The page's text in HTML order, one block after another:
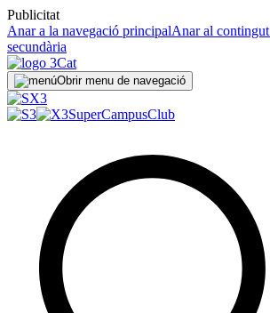
Publicitat
Anar a la navegació principalAnar al contingut
secundària
Obrir menu de navegació
SuperCampusClub